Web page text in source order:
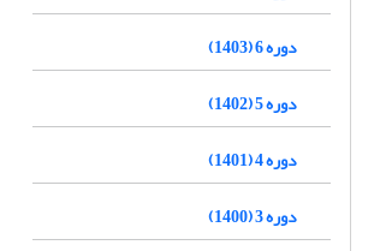
دوره 6 (1403)
دوره 5 (1402)
دوره 4 (1401)
دوره 3 (1400)